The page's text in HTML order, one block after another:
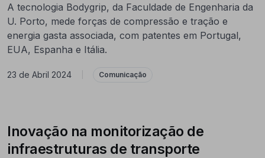
A tecnologia Bodygrip, da Faculdade de Engenharia da
U. Porto, mede forças de compressão e tração e
energia gasta associada, com patentes em Portugal,
EUA, Espanha e Itália.
23 de Abril 2024 Comunicação
Inovação na monitorização de
infraestruturas de transporte